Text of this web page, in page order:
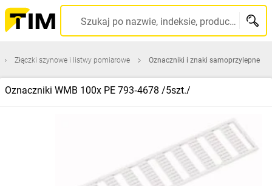
Szukaj po nazwie, indeksie, producencie, kodzie kreskowym...
Złączki szynowe i listwy pomiarowe Oznaczniki i znaki samoprzylepne
Oznaczniki WMB 100x PE 793‑4678 /5szt./